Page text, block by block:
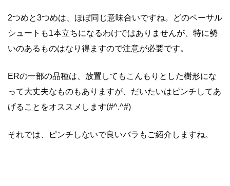
2つめと3つめは、ほぼ同じ意味合いですね。どのベーサル
シュートも1本立ちになるわけではありませんが、特に勢
いのあるものはなり得ますので注意が必要です。
ERの一部の品種は、放置してもこんもりとした樹形にな
って大丈夫なものもありますが、だいたいはピンチしてあ
げることをオススメします(#^.^#)
それでは、ピンチしないで良いバラもご紹介しますね。